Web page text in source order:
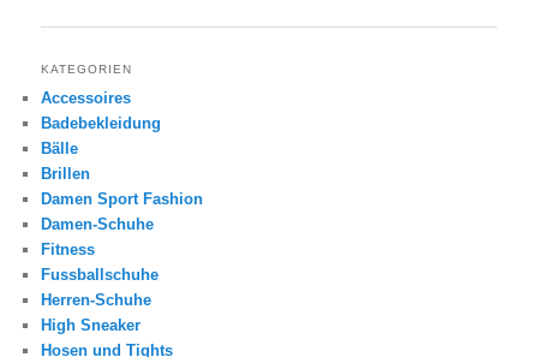
KATEGORIEN
Accessoires
Badebekleidung
Bälle
Brillen
Damen Sport Fashion
Damen-Schuhe
Fitness
Fussballschuhe
Herren-Schuhe
High Sneaker
Hosen und Tights